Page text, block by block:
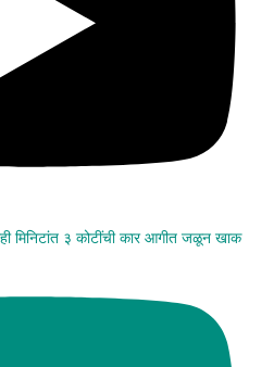
मिनिटांत ३ कोटींची कार आगीत जळून खाक